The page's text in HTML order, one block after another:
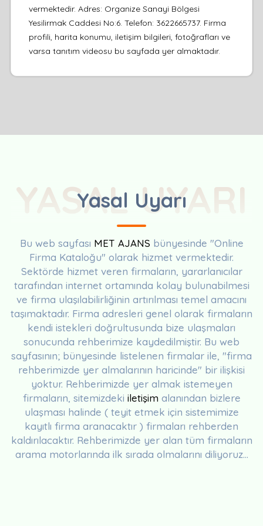
vermektedir. Adres: Organize Sanayi Bölgesi
Yesilirmak Caddesi No:6. Telefon: 3622665737. Firma
profili, harita konumu, iletişim bilgileri, fotoğrafları ve
varsa tanıtım videosu bu sayfada yer almaktadır.
Yasal Uyarı
YASAL UYARI
Bu web sayfası MET AJANS bünyesinde "Online
Firma Kataloğu" olarak hizmet vermektedir.
Sektörde hizmet veren firmaların, yararlanıcılar
tarafından internet ortamında kolay bulunabilmesi
ve firma ulaşılabilirliğinin artırılması temel amacını
taşımaktadır. Firma adresleri genel olarak firmaların
kendi istekleri doğrultusunda bize ulaşmaları
sonucunda rehberimize kaydedilmiştir. Bu web
sayfasının; bünyesinde listelenen firmalar ile, "firma
rehberimizde yer almalarının haricinde" bir ilişkisi
yoktur. Rehberimizde yer almak istemeyen
firmaların, sitemizdeki iletişim alanından bizlere
ulaşması halinde ( teyit etmek için sistemimize
kayıtlı firma aranacaktır ) firmaları rehberden
kaldırılacaktır. Rehberimizde yer alan tüm firmaların
arama motorlarında ilk sırada olmalarını diliyoruz...